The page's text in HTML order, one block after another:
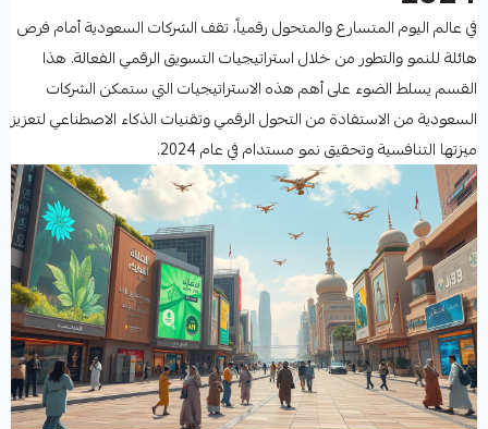
في عالم اليوم المتسارع والمتحول رقمياً، تقف الشركات السعودية أمام فرص
هائلة للنمو والتطور من خلال استراتيجيات التسويق الرقمي الفعالة. هذا
القسم يسلط الضوء على أهم هذه الاستراتيجيات التي ستمكن الشركات
السعودية من الاستفادة من التحول الرقمي وتقنيات الذكاء الاصطناعي لتعزيز
ميزتها التنافسية وتحقيق نمو مستدام في عام 2024.